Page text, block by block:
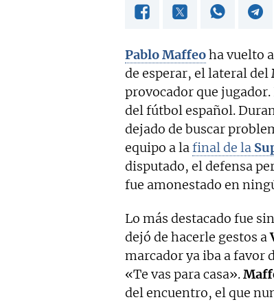
Pablo Maffeoha vuelto
de esperar, el lateral del
provocador que
del fútbol español.
dejado de buscar
equipo a lafinal de la
disputado, el defensa
fue amonestado en
Lo más destacado fue
dejó de hacerle gestos a
marcador ya iba a favor
«Te vas para casa».
del encuentro, el que